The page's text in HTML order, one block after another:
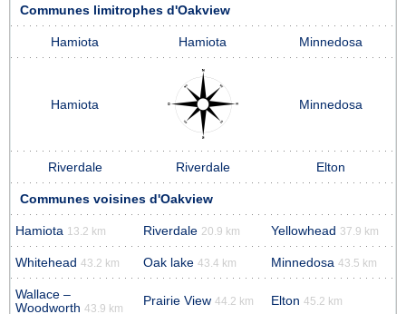
Communes limitrophes d'Oakview
Hamiota Hamiota Minnedosa
Hamiota Minnedosa
Riverdale Riverdale Elton
Communes voisines d'Oakview
Hamiota 13.2 km Riverdale 20.9 km Yellowhead 37.9 km
Whitehead 43.2 km Oak lake 43.4 km Minnedosa 43.5 km
Wallace –
Woodworth 43.9 km
Prairie View 44.2 km Elton 45.2 km